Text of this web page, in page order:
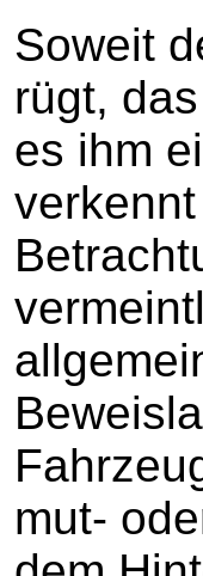
Soweit
rügt,
es ihm
mut-